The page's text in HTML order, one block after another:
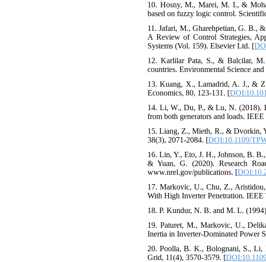
10. Hosny, M., Marei, M. I., &
based on fuzzy logic control.
11. Jafari, M., Gharehpetian, G. B.,
A Review of Control Strategies,
Systems (Vol. 159). Elsevier Ltd. [
12. Karlilar Pata, S., & Balcilar, M.
countries. Environmental Science
13. Kuang, X., Lamadrid, A. J., &
Economics, 80, 123-131. [
14. Li, W., Du, P., & Lu, N. (2018).
from both generators and loads.
15. Liang, Z., Mieth, R., & Dvorkin,
38(3), 2071-2084. [DOI:10.1109/
16. Lin, Y., Eto, J. H., Johnson, B.
& Yuan, G. (2020). Research
www.nrel.gov/publications. [
17. Markovic, U., Chu, Z.,
With High Inverter Penetration. IEEE
18. P. Kundur, N. B. and M. L.
19. Paturet, M., Markovic, U.,
Inertia in Inverter-Dominated Power
20. Poolla, B. K., Bolognani, S., Li,
Grid, 11(4), 3570-3579. [